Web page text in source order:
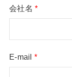
会社名*
E-mail *